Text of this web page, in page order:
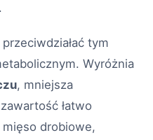
.
tym
Wyróżnia
, mniejsza
łatwo
mięso drobiowe,